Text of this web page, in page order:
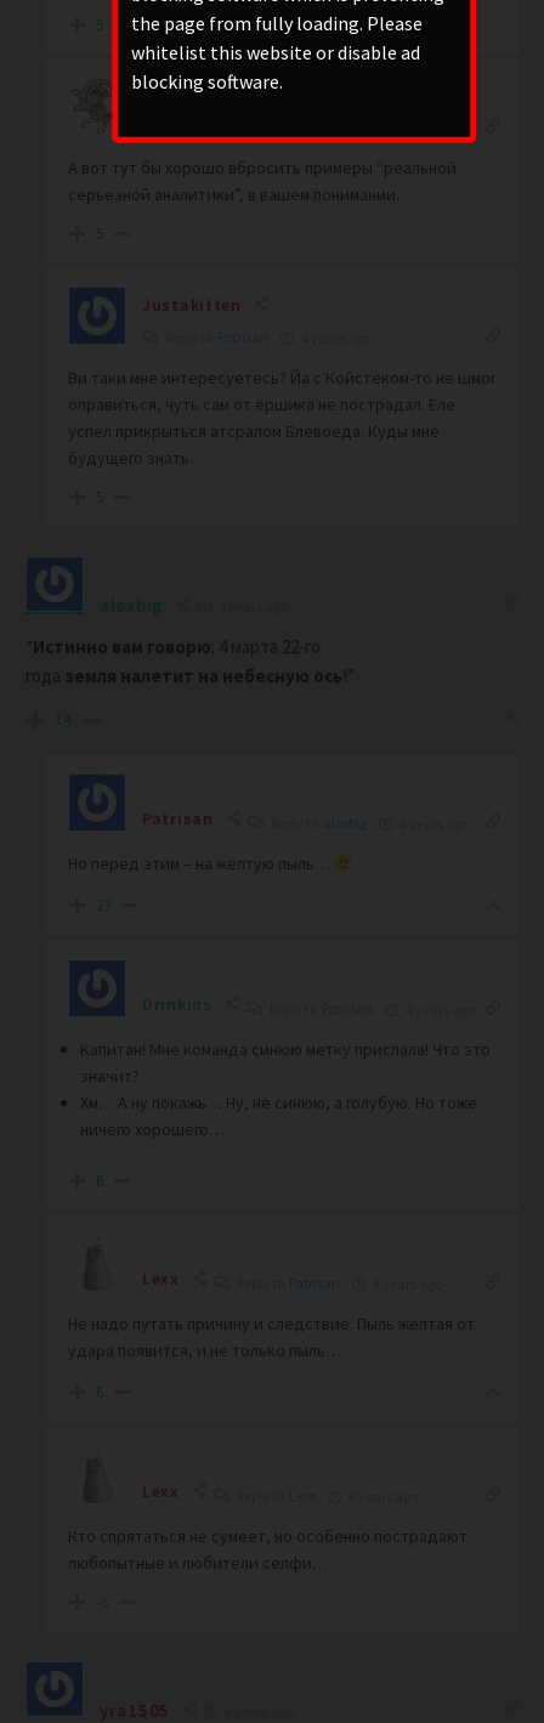
5
А вот тут бы хорошо вбросить примеры “реальной
серьезной аналитики”, в вашем понимании.
5
Justakitten
Patrisan
Ви таки мне интересуетесь? Йа с Койстеком-то не шмог
оправиться, чуть сам от ёршика не пострадал. Еле
успел прикрыться атсралом Блевоеда. Куды мне
будущего знать.
5
alexbig
“Истинно вам говорю
: 4 марта 22-го
года земля налетит на небесную ось!”
14
Patrisan alexbig
Но перед этим – на жёлтую пыль…
23
Drinkins Patrisan
Капитан! Мне команда синюю метку прислала! Что это
значит?
Хм… А ну покажь… Ну, не синюю, а голубую. Но тоже
ничего хорошего…
6
Lexx Patrisan
Не надо путать причину и следствие. Пыль желтая от
удара появится, и не только пыль…
6
Lexx Lexx
Кто спрятаться не сумеет, но особенно пострадают
любопытные и любители селфи…
yra1505
the page from fully loading. Please
whitelist this website or disable ad
blocking software.